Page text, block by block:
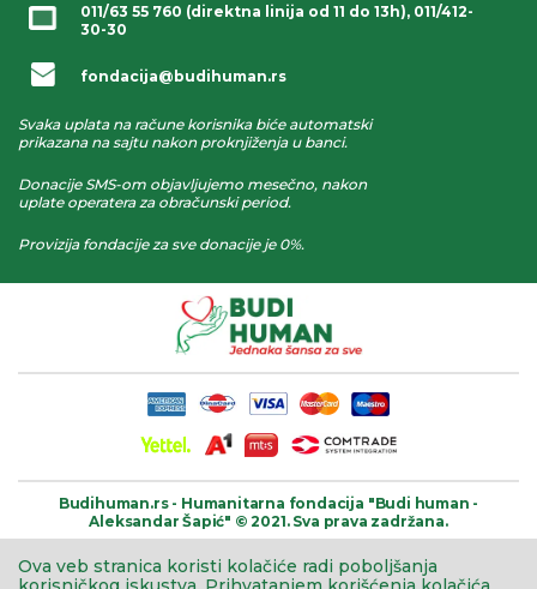
011/63 55 760 (direktna linija od 11 do 13h), 011/412-
30-30
fondacija@budihuman.rs
Svaka uplata na račune korisnika biće automatski
prikazana na sajtu nakon proknjiženja u banci.
Donacije SMS-om objavljujemo mesečno, nakon
uplate operatera za obračunski period.
Provizija fondacije za sve donacije je 0%.
Budihuman.rs - Humanitarna fondacija "Budi human -
Aleksandar Šapić" © 2021. Sva prava zadržana.
Ova veb stranica koristi kolačiće radi poboljšanja